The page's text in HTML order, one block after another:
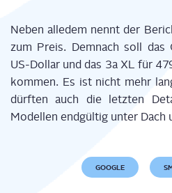
Neben alle­dem nennt der
zum Preis. Dem­nach soll
US-Dol­lar und das 3a XL für
kom­men. Es ist nicht mehr
dürf­ten auch die letz­ten
Model­len end­gül­tig unter Dach
GOOGLE